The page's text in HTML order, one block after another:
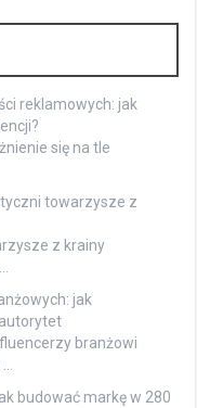
reklamowych: jak
się na tle
towarzysze z
z krainy
jak
branżowi
budować markę w 280